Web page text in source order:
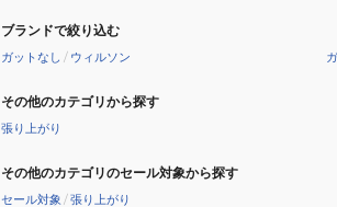
ブランドで絞り込む
ガットなし / ウィルソン
その他のカテゴリから探す
張り上がり
その他のカテゴリのセール対象から探す
セール対象 /張り上がり